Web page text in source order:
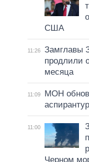
США
11:26
Замглавы
продлили
месяца
11:09
МОН
11:00
Черном